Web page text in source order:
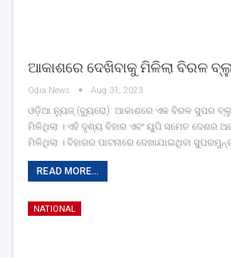
ଆକାଶରେ ଦେଖିବାକୁ ମିଳିଲା ବିରଳ
Odia News Aug 31, 2023
ଓଡ଼ିଆ ନ୍ୟୁଜ୍ (ବ୍ୟୁରୋ): ଆକାଶରେ ଏକ ବିରଳ ସୁପର ବ୍ଲୁ
ମିଳିଥିଲା । ଏହି ଦୃଶ୍ୟ ବିହାର ଏବଂ ୟୁପି ସମେତ ଦେଶର
ମିଳିଥିଲା । ବିହାରର ପାଟନାରେ ଦେଖାଯାଇଥିବା
READ MORE...
NATIONAL